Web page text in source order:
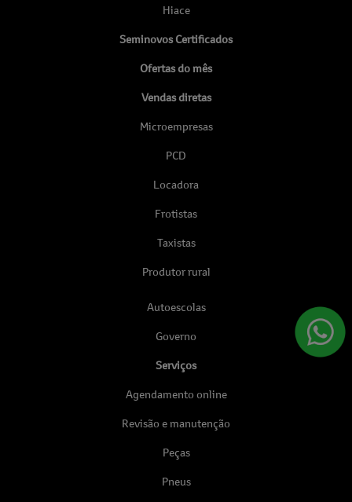
Hiace
Seminovos Certificados
Ofertas do mês
Vendas diretas
Microempresas
PCD
Locadora
Frotistas
Taxistas
Produtor rural
Autoescolas
Governo
Serviços
Agendamento online
Revisão e manutenção
Peças
Pneus